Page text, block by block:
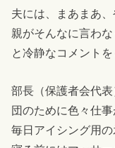
夫には、まあまあ
親がそんなに言わな
と冷静なコメントを
部長（保護者会代表
団のために色々仕事
毎日アイシング用